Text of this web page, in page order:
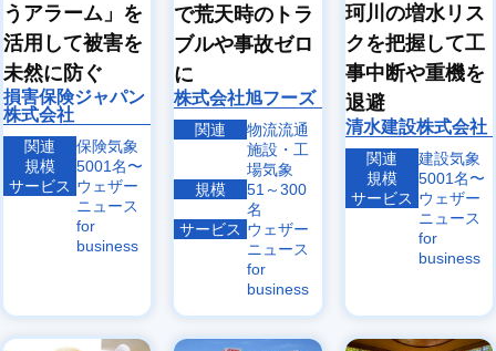
うアラーム」を
活用して被害を
未然に防ぐ
損害保険ジャパン
株式会社
関連
保険気象
規模
5001名〜
サービス ウェザー
ニュース
for
business
で荒天時のトラ
ブルや事故ゼロ
に
株式会社旭フーズ
関連 物流流通
施設・工
場気象
規模
51～300
名
サービス ウェザー
ニュース
for
business
珂川の増水リス
クを把握して工
事中断や重機を
退避
清水建設株式会社
関連
建設気象
規模
5001名〜
サービス ウェザー
ニュース
for
business